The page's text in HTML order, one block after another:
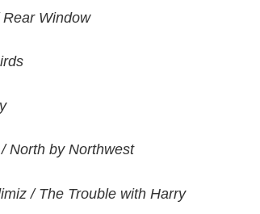
Window
North by Northwest
/ The Trouble with Harry